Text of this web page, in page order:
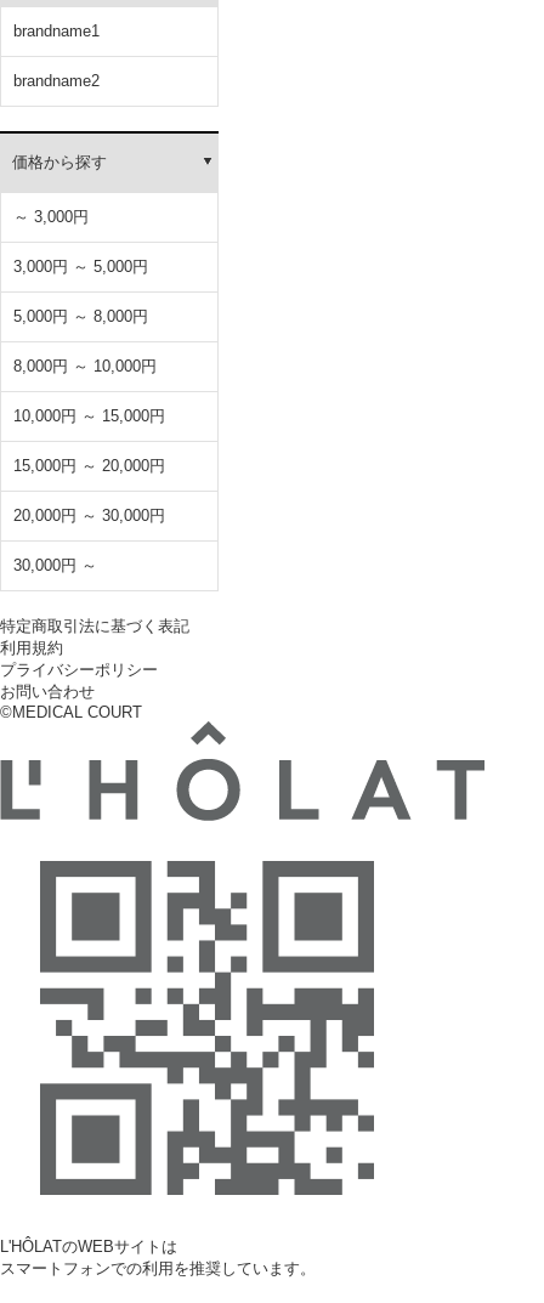
brandname1
brandname2
価格から探す
～ 3,000円
3,000円 ～ 5,000円
5,000円 ～ 8,000円
8,000円 ～ 10,000円
10,000円 ～ 15,000円
15,000円 ～ 20,000円
20,000円 ～ 30,000円
30,000円 ～
特定商取引法に基づく表記
利用規約
プライバシーポリシー
お問い合わせ
©MEDICAL COURT
L'HÔLATのWEBサイトは
スマートフォンでの利用を推奨しています。